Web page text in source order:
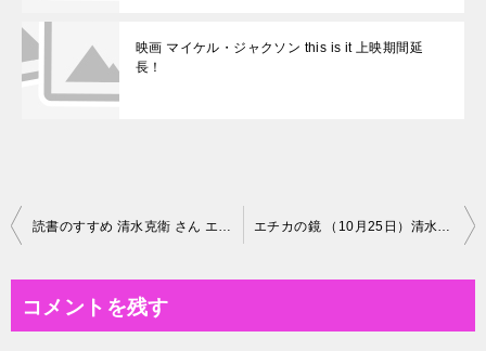
映画 マイケル・ジャクソン this is it 上映期間延
長！
投
ビ
読書のすすめ 清水克衛 さん エチカの鏡で紹介した本 エチカの鏡 （10月25日）清水克衛 さん おすすめ本
コメントを残す